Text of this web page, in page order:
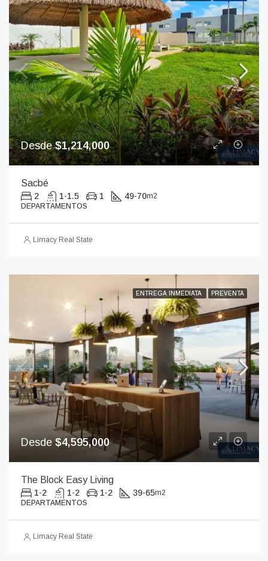
Desde$1,214,000
Sacbé
2 1-1.5 1 49-70m2
DEPARTAMENTOS
Limacy Real State
ENTREGA INMEDIATA PREVENTA
Desde $4,595,000
The Block Easy Living
1-2 1-2 1-2 39-65m2
DEPARTAMENTOS
Limacy Real State